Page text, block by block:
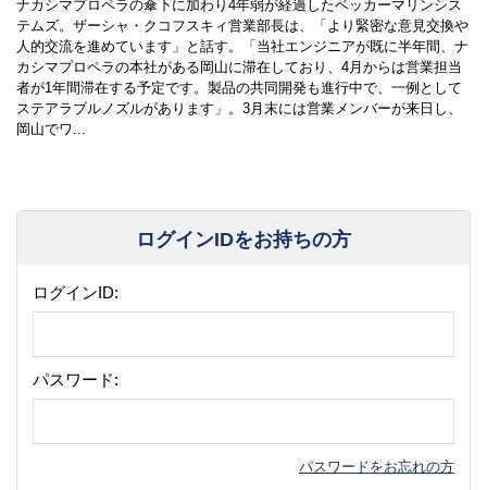
ナカシマプロペラの傘下に加わり4年弱が経過したベッカーマリンシス
テムズ。ザーシャ・クコフスキィ営業部長は、「より緊密な意見交換や
人的交流を進めています」と話す。「当社エンジニアが既に半年間、ナ
カシマプロペラの本社がある岡山に滞在しており、4月からは営業担当
者が1年間滞在する予定です。製品の共同開発も進行中で、一例として
ステアラブルノズルがあります」。3月末には営業メンバーが来日し、
岡山でワ...
ログインIDをお持ちの方
ログインID:
パスワード:
パスワードをお忘れの方